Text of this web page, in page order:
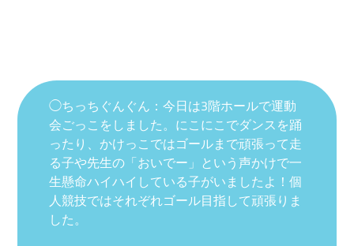
◯ちっちぐんぐん：今日は3階ホールで運動
会ごっこをしました。にこにこでダンスを踊
ったり、かけっこではゴールまで頑張って走
る子や先生の「おいでー」という声かけで一
生懸命ハイハイしている子がいましたよ！個
人競技ではそれぞれゴール目指して頑張りま
した。